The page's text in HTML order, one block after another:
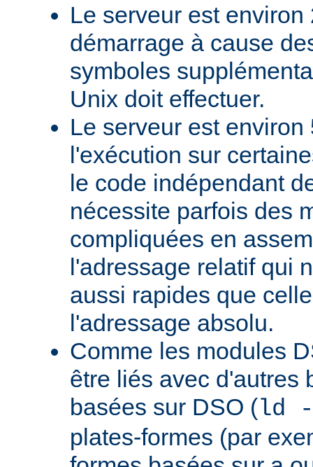
Le serveur est
démarrage à cause
symboles
Unix doit effectuer.
Le serveur est environ
l'exécution sur
le code indépendant
nécessite parfois des
compliquées en
l'adressage relatif qui
aussi rapides que
l'adressage absolu.
Comme les modules
être liés avec d'autres
basées sur DSO (ld
plates-formes (par